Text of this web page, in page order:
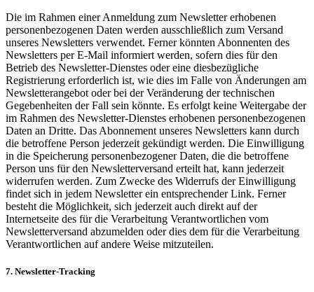
Die im Rahmen einer Anmeldung zum Newsletter erhobenen
personenbezogenen Daten werden ausschließlich zum Versand
unseres Newsletters verwendet. Ferner könnten Abonnenten des
Newsletters per E-Mail informiert werden, sofern dies für den
Betrieb des Newsletter-Dienstes oder eine diesbezügliche
Registrierung erforderlich ist, wie dies im Falle von Änderungen am
Newsletterangebot oder bei der Veränderung der technischen
Gegebenheiten der Fall sein könnte. Es erfolgt keine Weitergabe der
im Rahmen des Newsletter-Dienstes erhobenen personenbezogenen
Daten an Dritte. Das Abonnement unseres Newsletters kann durch
die betroffene Person jederzeit gekündigt werden. Die Einwilligung
in die Speicherung personenbezogener Daten, die die betroffene
Person uns für den Newsletterversand erteilt hat, kann jederzeit
widerrufen werden. Zum Zwecke des Widerrufs der Einwilligung
findet sich in jedem Newsletter ein entsprechender Link. Ferner
besteht die Möglichkeit, sich jederzeit auch direkt auf der
Internetseite des für die Verarbeitung Verantwortlichen vom
Newsletterversand abzumelden oder dies dem für die Verarbeitung
Verantwortlichen auf andere Weise mitzuteilen.
7. Newsletter-Tracking